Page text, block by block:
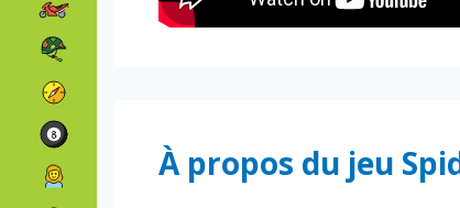
À propos du jeu